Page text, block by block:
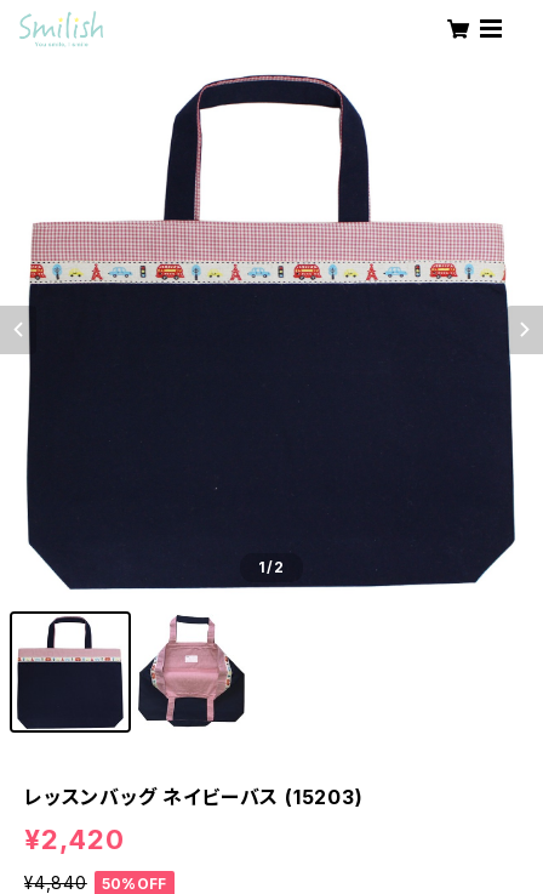
1/2
レッスンバッグ ネイビーバス (15203)
¥2,420
¥4,840 50%OFF